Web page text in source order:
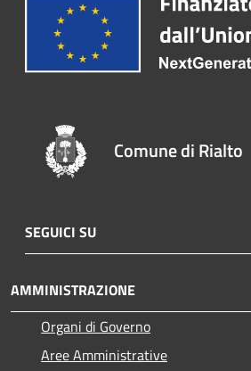
Comune di Rialto
SEGUICI SU
AMMINISTRAZIONE
Organi di Governo
Aree Amministrative